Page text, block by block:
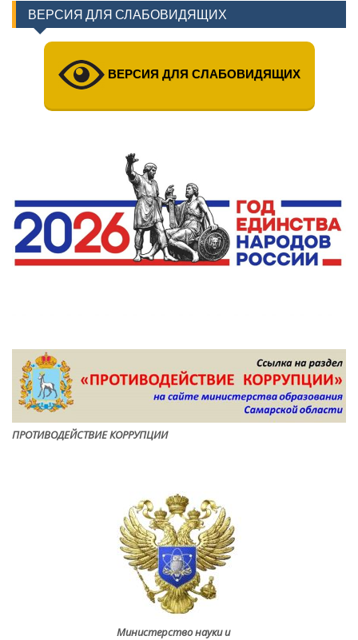
ВЕРСИЯ ДЛЯ СЛАБОВИДЯЩИХ
ВЕРСИЯ ДЛЯ СЛАБОВИДЯЩИХ
ПРОТИВОДЕЙСТВИЕ КОРРУПЦИИ
Министерство науки и